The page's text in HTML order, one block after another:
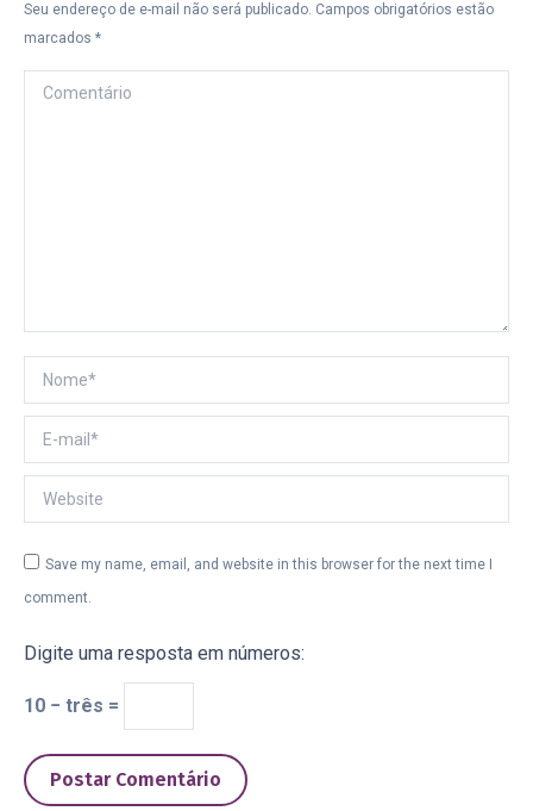
Seu endereço de e-mail não será publicado. Campos obrigatórios estão
marcados *
Comentário
Nome *
E-mail *
Website
Save my name, email, and website in this browser for the next time I
comment.
Digite uma resposta em números:
10 − três =
Postar Comentário